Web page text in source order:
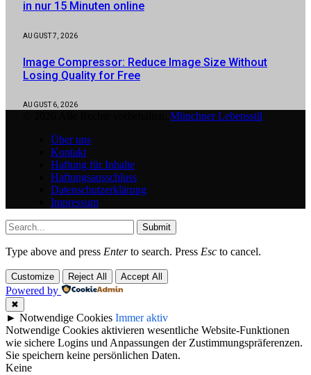
in nur 15 Minuten online
AUGUST 7, 2026
Image Compressor: Reduce Image Size Without
Losing Quality for Free
AUGUST 6, 2026
Münchner Lebensstil
Über uns
Kontakt
Haftung für Inhalte
Haftungsausschluss
Datenschutzerklärung
Impressum
Submit
Type above and press Enterto search. Press Esc to cancel.
Customize Reject All Accept All
Powered by
✖
► Notwendige Cookies Immer aktiv
Notwendige Cookies aktivieren wesentliche Website-Funktionen
wie sichere Logins und Anpassungen der Zustimmungspräferenzen.
Sie speichern keine persönlichen Daten.
Keine